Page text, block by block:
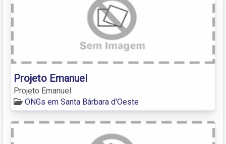
Projeto Emanuel
Projeto Emanuel
ONGs em Santa Bárbara d'Oeste